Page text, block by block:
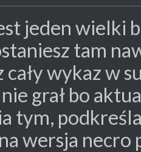
jeden wielki
tam
wykaz w
grał bo
tym,
wersja necro